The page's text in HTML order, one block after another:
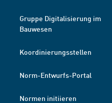
Gruppe Digitalisierung im
Bauwesen
Koordinierungsstellen
Norm-Entwurfs-Portal
Normen initiieren